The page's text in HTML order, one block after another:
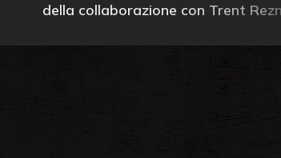
della collaborazione con Trent